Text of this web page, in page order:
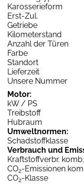
Karosserieform
Erst-Zul.
Getriebe
Kilometerstand
Anzahl der Türen
Farbe
Standort
Lieferzeit
Unsere Nummer
Motor:
kW / PS
Treibstoff
Hubraum
Umweltnormen:
Schadstoffklasse
Verbrauch und
Kraftstoffverbr. komb.
CO2-Emissionen
CO2-Klasse